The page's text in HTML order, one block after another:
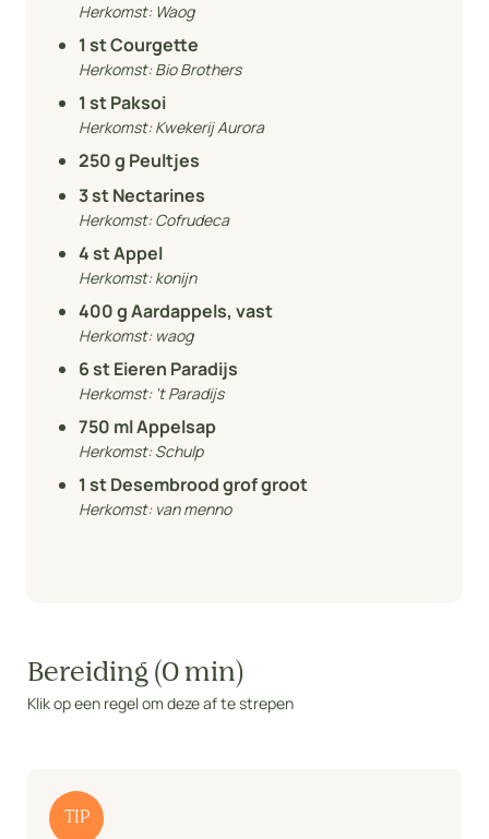
Herkomst: Waog
1 st Courgette
Herkomst:Bio Brothers
1 st Paksoi
Herkomst:Kwekerij Aurora
250g Peultjes
3st Nectarines
Herkomst:Cofrudeca
4st Appel
Herkomst:konijn
400g Aardappels, vast
Herkomst: waog
6st Eieren Paradijs
Herkomst: 't Paradijs
750 ml Appelsap
Herkomst:Schulp
1 st Desembrood grof groot
Herkomst: van menno
Bereiding (0 min)
Klik op een regel om deze af te strepen
TIP